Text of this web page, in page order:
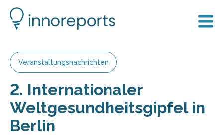
Veranstaltungsnachrichten
2. Internationaler
Weltgesundheitsgipfel in
Berlin